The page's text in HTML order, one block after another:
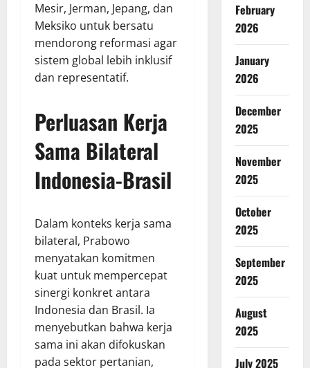
Mesir, Jerman, Jepang, dan
Meksiko untuk bersatu
mendorong reformasi agar
sistem global lebih inklusif
dan representatif.
Perluasan Kerja
Sama Bilateral
Indonesia-Brasil
Dalam konteks kerja sama
bilateral, Prabowo
menyatakan komitmen
kuat untuk mempercepat
sinergi konkret antara
Indonesia dan Brasil. Ia
menyebutkan bahwa kerja
sama ini akan difokuskan
pada sektor pertanian,
February
2026
January
2026
December
2025
November
2025
October
2025
September
2025
August
2025
July 2025